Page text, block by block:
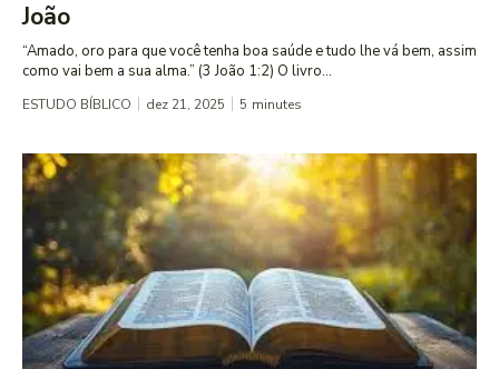
João
“Amado, oro para que você tenha boa saúde e tudo lhe vá bem, assim
como vai bem a sua alma.” (3 João 1:2) O livro...
ESTUDO BÍBLICO dez 21, 2025 5 minutes